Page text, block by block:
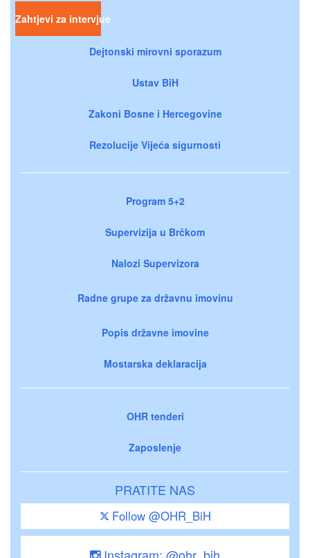
Zahtjevi za intervjue
Dejtonski mirovni sporazum
Ustav BiH
Zakoni Bosne i Hercegovine
Rezolucije Vijeća sigurnosti
Program 5+2
Supervizija u Brčkom
Nalozi Supervizora
Radne grupe za državnu imovinu
Popis državne imovine
Mostarska deklaracija
OHR tenderi
Zaposlenje
PRATITE NAS
Follow @OHR_BiH
Instagram: @ohr_bih